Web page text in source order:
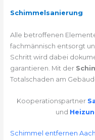
Schimmelsanierung
Alle betroffenen
fachmännisch entsorgt
Schritt wird dabei
garantieren. Mit der
Totalschaden am
Kooperationspartner
und
Schimmel entfernen Aach